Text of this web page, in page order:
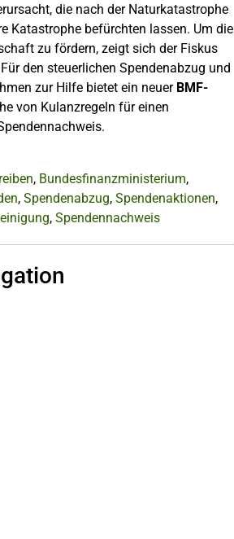
die nach der Naturkatastrophe
Katastrophe befürchten lassen. Um die
zu fördern, zeigt sich der Fiskus
den steuerlichen Spendenabzug und
zur Hilfe bietet ein neuer BMF-
von Kulanzregeln für einen
, Bundesfinanzministerium,
, Spendenabzug, Spendenaktionen,
, Spendennachweis